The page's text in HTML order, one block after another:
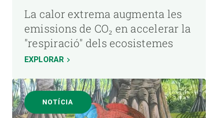
La calor extrema augmenta les
emissions de CO₂ en accelerar la
"respiració" dels ecosistemes
EXPLORAR
NOTÍCIA